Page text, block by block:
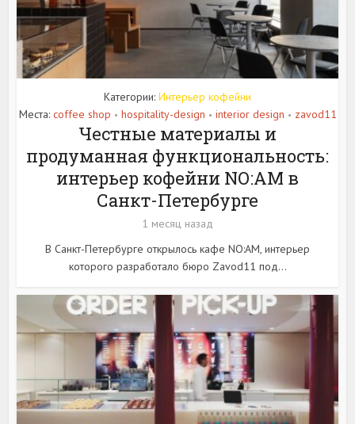
Категории: Интерьер кофейни
Места: coffee shop • hospitality-design • interior design • zavod11
Честные материалы и
продуманная функциональность:
интерьер кофейни NO:AM в
Санкт-Петербурге
1 месяц назад
В Санкт-Петербурге открылось кафе NO:AM, интерьер
которого разработало бюро Zavod11 под...